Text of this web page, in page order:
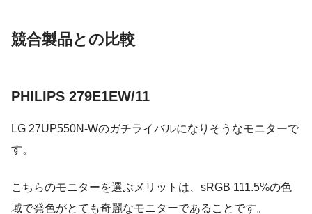
競合製品との比較
PHILIPS 279E1EW/11
LG 27UP550N-Wのガチライバルになりそうなモニターで
す。
こちらのモニターを選ぶメリットは、sRGB 111.5%の色
域で発色がとても奇麗なモニターであることです。